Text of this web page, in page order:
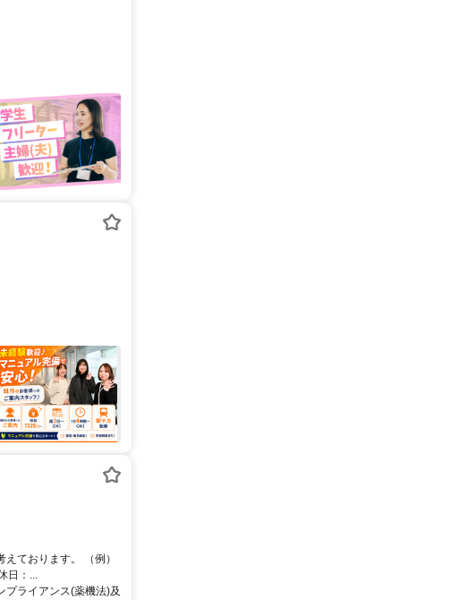
ております。 （例）
日：...
プライアンス(薬機法)及